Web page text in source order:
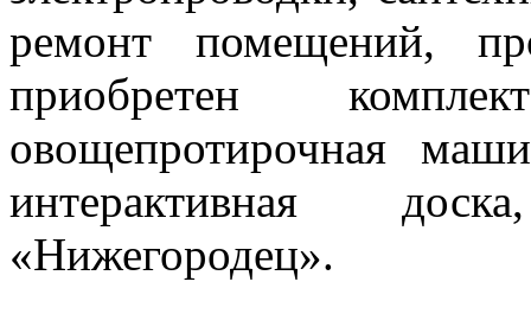
ремонт помещений,
приобретен
овощепротирочная
интерактивная
«Нижегородец».